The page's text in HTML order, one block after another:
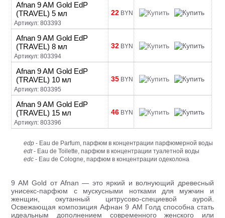
Afnan 9 AM Gold EdP
(TRAVEL) 5 мл
Артикул: 803393
22 BYN
Afnan 9 AM Gold EdP
(TRAVEL) 8 мл
Артикул: 803394
32 BYN
Afnan 9 AM Gold EdP
(TRAVEL) 10 мл
Артикул: 803395
35 BYN
Afnan 9 AM Gold EdP
(TRAVEL) 15 мл
Артикул: 803396
46 BYN
edp - Eau de Parfum, парфюм в концентрации парфюмерной воды
edt- Eau de Toilette, парфюм в концентрации туалетной воды
edc - Eau de Cologne, парфюм в концентрации одеколона
9 AM Gold от Afnan — это яркий и волнующий древесный
унисекс-парфюм с мускусными нотками для мужчин и
женщин, окутанный цитрусово-специевой аурой.
Освежающая композиция Афнан 9 АМ Голд способна стать
идеальным дополнением современного женского или